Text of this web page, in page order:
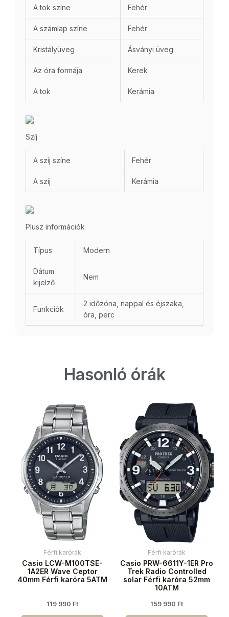
A tok színe Fehér
A számlap színe Fehér
Kristályüveg Ásványi üveg
Az óra formája Kerek
A tok Kerámia
Szíj
A szíj színe Fehér
A szíj Kerámia
Plusz információk
Típus Modern
Dátum
kijelző
Nem
Funkciók
2 időzóna, nappal és éjszaka,
óra, perc
Hasonló órák
Férfi karórák
Casio LCW-M100TSE-
1A2ER Wave Ceptor
40mm Férfi karóra 5ATM
119 990 Ft
Férfi karórák
Casio PRW-6611Y-1ER Pro
Trek Radio Controlled
solar Férfi karóra 52mm
10ATM
159 990 Ft